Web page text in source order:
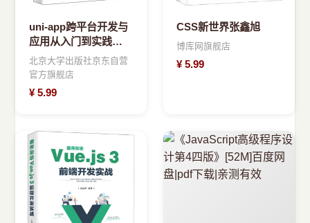
uni-app跨平台开发与
应用从入门到实践
DCloud
北京大学出版社京东自营
官方旗舰店
¥ 5.99
CSS新世界张鑫旭
博库网旗舰店
¥ 5.99